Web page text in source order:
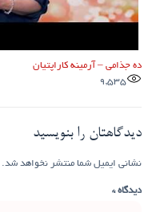
ده جذامی – آرمینه کاراپتیان
9,535
دیدگاهتان را بنویسید
نشانی ایمیل شما منتشر نخواهد شد.
دیدگاه*